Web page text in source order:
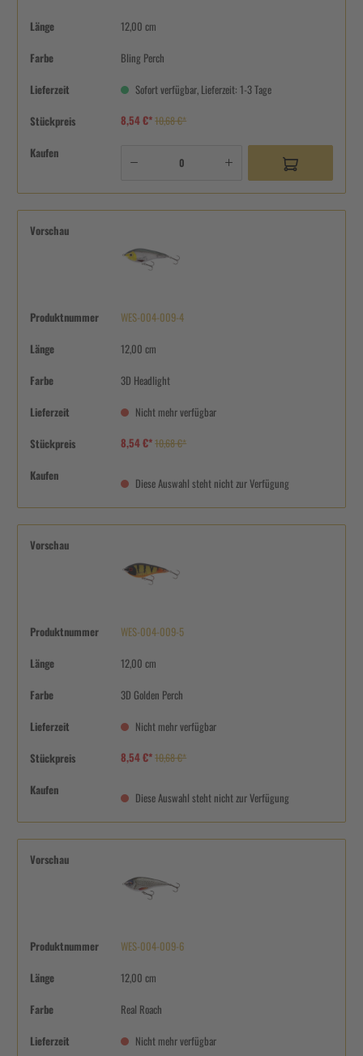
Länge 12,00 cm
Farbe Bling Perch
Lieferzeit Sofort verfügbar, Lieferzeit: 1-3 Tage
Stückpreis 8,54 €*10,68 €*
Kaufen
Vorschau
Produktnummer WES-004-009-4
Länge 12,00 cm
Farbe 3D Headlight
Lieferzeit Nicht mehr verfügbar
Stückpreis 8,54 €*10,68 €*
Kaufen
Diese Auswahl steht nicht zur Verfügung
Vorschau
Produktnummer WES-004-009-5
Länge 12,00 cm
Farbe 3D Golden Perch
Lieferzeit Nicht mehr verfügbar
Stückpreis 8,54 €*10,68 €*
Kaufen
Diese Auswahl steht nicht zur Verfügung
Vorschau
Produktnummer WES-004-009-6
Länge 12,00 cm
Farbe Real Roach
Lieferzeit Nicht mehr verfügbar